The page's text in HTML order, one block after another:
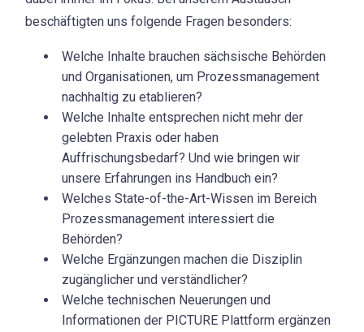
beschäftigten uns folgende Fragen besonders:
Welche Inhalte brauchen sächsische Behörden
und Organisationen, um Prozessmanagement
nachhaltig zu etablieren?
Welche Inhalte entsprechen nicht mehr der
gelebten Praxis oder haben
Auffrischungsbedarf? Und wie bringen wir
unsere Erfahrungen ins Handbuch ein?
Welches State-of-the-Art-Wissen im Bereich
Prozessmanagement interessiert die
Behörden?
Welche Ergänzungen machen die Disziplin
zugänglicher und verständlicher?
Welche technischen Neuerungen und
Informationen der PICTURE Plattform ergänzen